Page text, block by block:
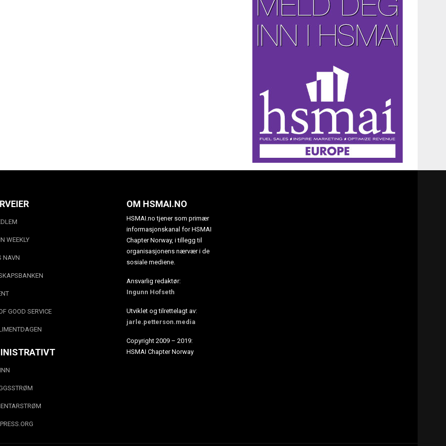
WEEKLY
NAVN
GOOD SERVICE
OM HSMAI.NO
HSMAI.no tjener som primær
informasjonskanal for HSMAI
Chapter Norway, i tillegg til
organisasjonens nærvær i de
sosiale mediene.
Ansvarlig redaktør:
Ingunn Hofseth
Utviklet og tilrettelagt av:
jarle.petterson.media
Copyright 2009 – 2019:
HSMAI Chapter Norway